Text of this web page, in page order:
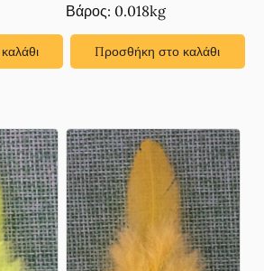
Βάρος: 0.018kg
Προσθήκη στο καλάθι